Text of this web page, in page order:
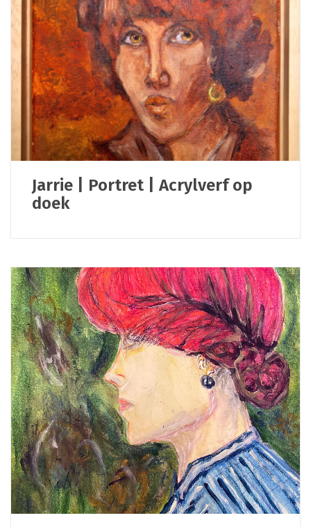
Jarrie | Portret | Acrylverf op
doek